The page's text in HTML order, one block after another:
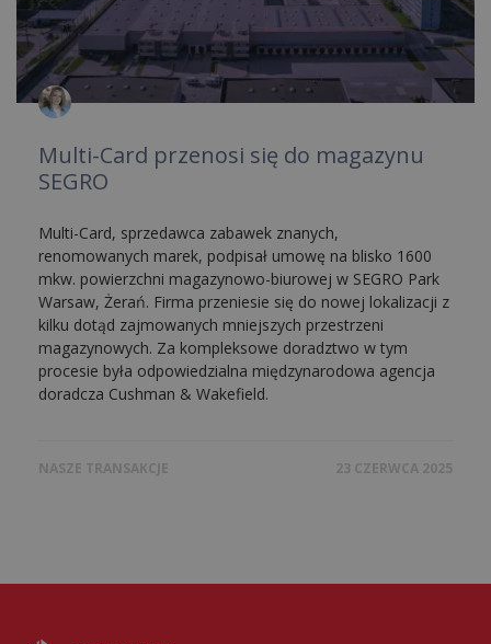
Multi-Card przenosi się do magazynu
SEGRO
Multi-Card, sprzedawca zabawek znanych,
renomowanych marek, podpisał umowę na blisko 1600
mkw. powierzchni magazynowo-biurowej w SEGRO Park
Warsaw, Żerań. Firma przeniesie się do nowej lokalizacji z
kilku dotąd zajmowanych mniejszych przestrzeni
magazynowych. Za kompleksowe doradztwo w tym
procesie była odpowiedzialna międzynarodowa agencja
doradcza Cushman & Wakefield.
NASZE TRANSAKCJE 23 CZERWCA 2025